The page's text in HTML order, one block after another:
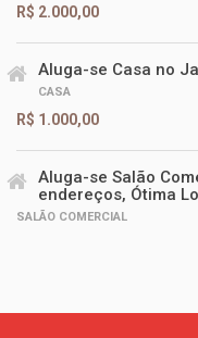
R$ 2.000,00
Aluga-se Casa no
CASA
R$ 1.000,00
Aluga-se Salão
endereços, Ótima
SALÃO COMERCIAL